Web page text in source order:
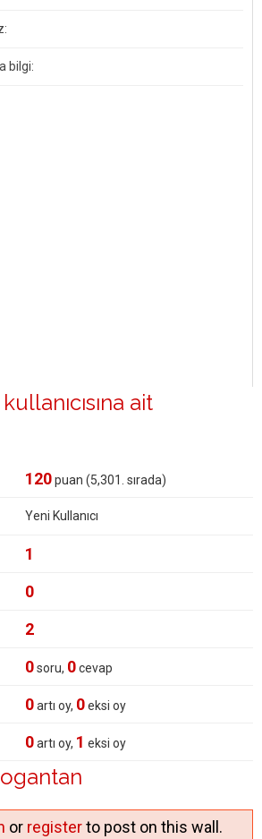
bilgi:
ait
120puan (5,301 . sırada)
Yeni Kullanıcı
1
0
2
0soru, 0cevap
0artı oy, 0eksi oy
0artı oy, 1 eksi oy
or registerto post on this wall.